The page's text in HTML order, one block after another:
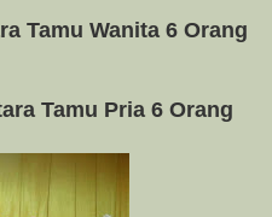
Tamu Wanita 6 Orang
Tamu Pria 6 Orang